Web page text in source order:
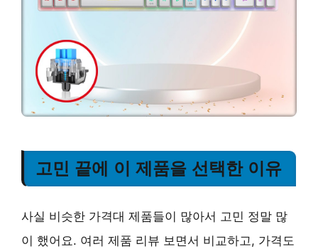
고민 끝에 이 제품을 선택한 이유
사실 비슷한 가격대 제품들이 많아서 고민 정말 많
이 했어요. 여러 제품 리뷰 보면서 비교하고, 가격도